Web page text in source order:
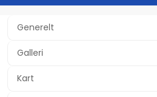
Generelt
Galleri
Kart